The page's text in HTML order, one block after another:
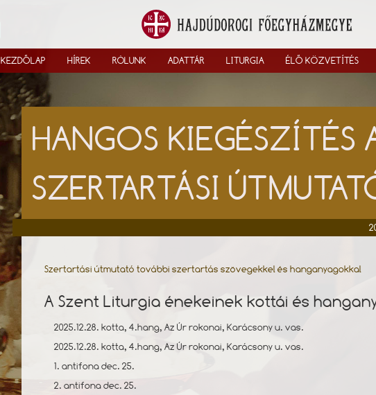
KEZDŐLAP HÍREK RÓLUNK ADATTÁR LITURGIA ÉLŐ KÖZVETÍTÉS
HANGOS KIEGÉSZÍTÉS
SZERTARTÁSI
Szertartási útmutató további szertartás szövegekkel és hanganyagokkal
A Szent Liturgia énekeinek kottái és
2025.12.28. kotta, 4.hang, Az Úr rokonai, Karácsony u. vas.
2025.12.28. kotta, 4.hang, Az Úr rokonai, Karácsony u. vas.
1. antifona dec. 25.
2. antifona dec. 25.